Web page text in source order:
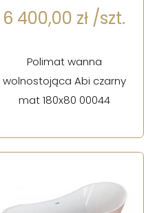
6 400,00 zł /szt.
Polimat wanna
wolnostojąca Abi czarny
mat 180x80 00044